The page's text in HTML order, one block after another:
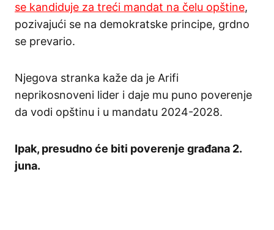
se kandiduje za treći mandat na čelu opštine,
pozivajući se na demokratske principe, grdno
se prevario.
Njegova stranka kaže da je Arifi
neprikosnoveni lider i daje mu puno poverenje
da vodi opštinu i u mandatu 2024-2028.
Ipak, presudno će biti poverenje građana 2.
juna.